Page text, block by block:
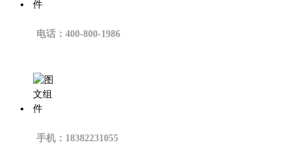
电话：400-800-1986
手机：18382231055